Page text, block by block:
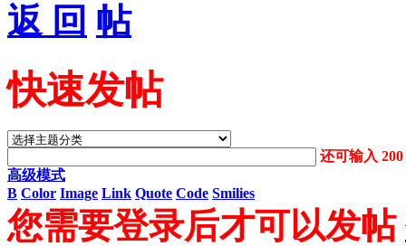
返 回
快速发帖
还可输入200
高级模式
B Color Image Link Quote Code Smilies
您需要登录后才可以发帖